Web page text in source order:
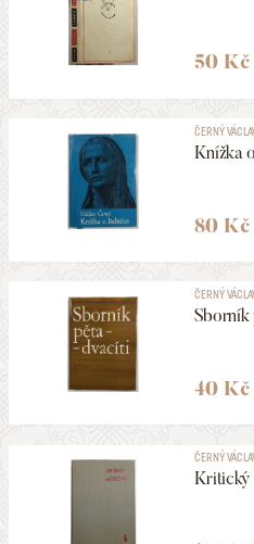
50 Kč
ČERNÝ
Knížka
80 Kč
ČERNÝ
40 Kč
ČERNÝ
Kritický